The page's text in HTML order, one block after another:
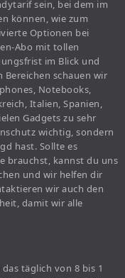
sein, bei dem im
können, wie zum
Optionen bei
Abo mit tollen
im Blick und
Bereichen schauen wir
Notebooks,
Italien, Spanien,
Gadgets zu sehr
wichtig, sondern
hast. Sollte es
brauchst, kannst du uns
und wir helfen dir
wir auch den
damit wir alle
täglich von 8 bis 1